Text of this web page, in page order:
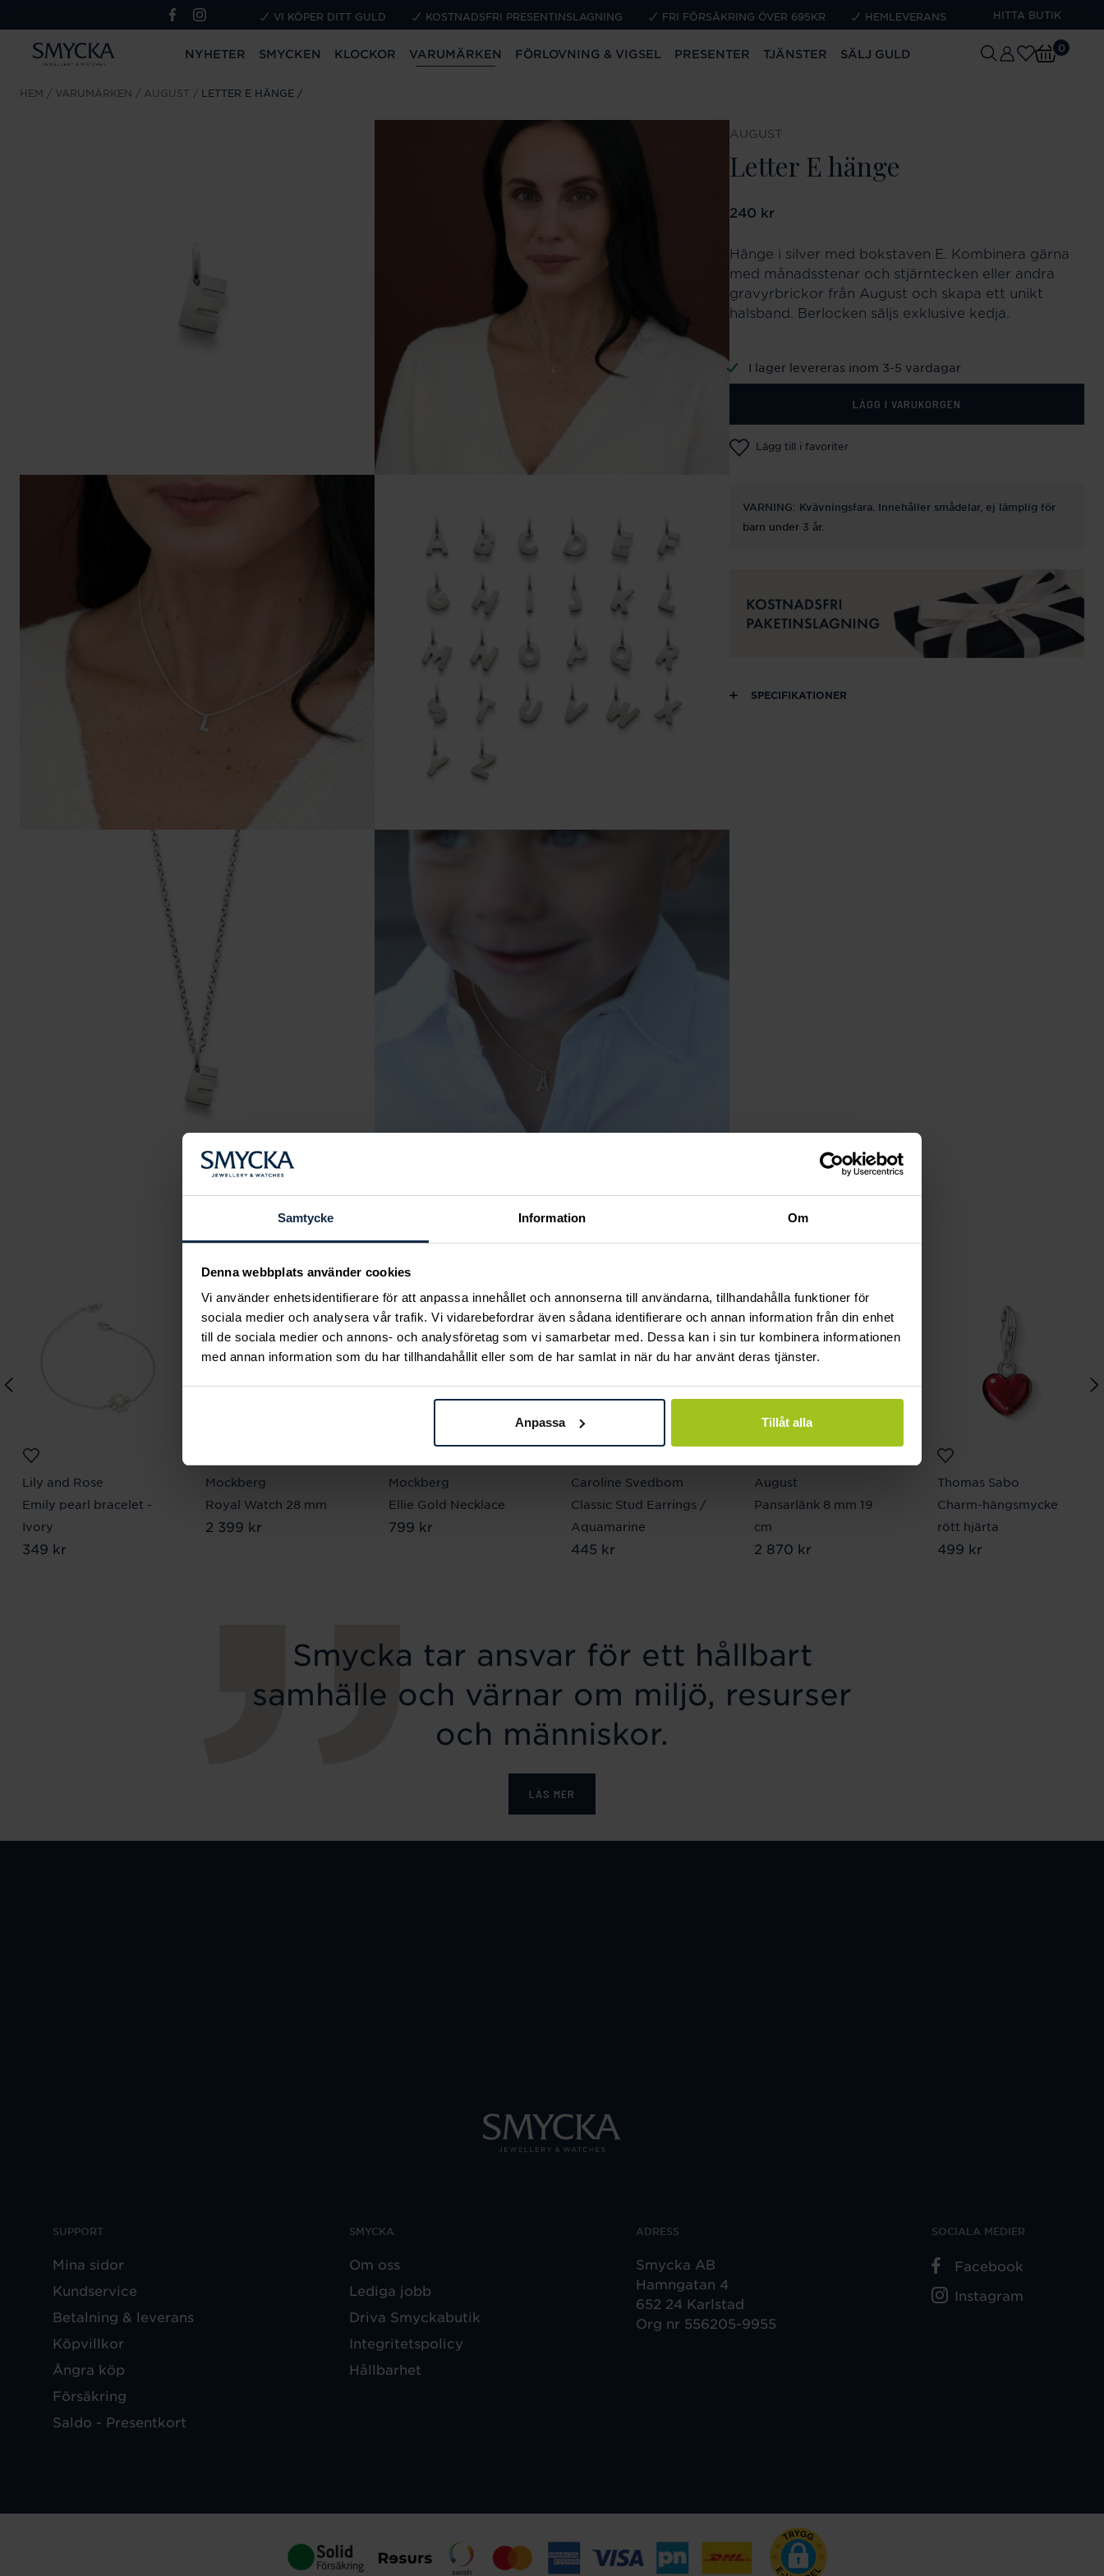
Samtycke Information Om
Denna webbplats använder cookies
Vi använder enhetsidentifierare för att anpassa innehållet och annonserna till användarna, tillhandahålla funktioner för
sociala medier och analysera vår trafik. Vi vidarebefordrar även sådana identifierare och annan information från din enhet
till de sociala medier och annons- och analysföretag som vi samarbetar med. Dessa kan i sin tur kombinera informationen
med annan information som du har tillhandahållit eller som de har samlat in när du har använt deras tjänster.
Anpassa Tillåt alla
VI KÖPER DITT GULD KOSTNADSFRI PRESENTINSLAGNING FRI FÖRSÄKRING ÖVER 695KR HEMLEVERANS HITTA BUTIK
NYHETER SMYCKEN KLOCKOR VARUMÄRKEN FÖRLOVNING & VIGSEL PRESENTER TJÄNSTER SÄLJ GULD 0
HEM VARUMÄRKEN AUGUST LETTER E HÄNGE
AUGUST
Letter E hänge
Pris:240 kr
240 kr
Hänge i silver med bokstaven E. Kombinera gärna
med månadsstenar och stjärntecken eller andra
gravyrbrickor från August och skapa ett unikt
halsband. Berlocken säljs exklusive kedja.
I lager levereras inom 3-5 vardagar
LÄGG I VARUKORGEN
Lägg till i favoriter
VARNING: Kvävningsfara. Innehåller smådelar, ej lämplig för
barn under 3 år.
SPECIFIKATIONER
Andra köpte också
Lily and Rose
Emily pearl bracelet -
Ivory
Pris :349 kr
349 kr
Mockberg
Royal Watch 28 mm
Pris:2 399 kr
2 399 kr
Mockberg
Ellie Gold Necklace
Pris:799 kr
799 kr
Caroline Svedbom
Classic Stud Earrings /
Aquamarine
Pris :445 kr
445 kr
August
Pansarlänk 8 mm 19
cm
Pris:2 870 kr
2 870 kr
Thomas Sabo
Charm-hängsmycke
rött hjärta
Pris:499 kr
499 kr
Smycka tar ansvar för ett hållbart
samhälle och värnar om miljö, resurser
och människor.
LÄS MER
SUPPORT
Mina sidor
Kundservice
Betalning & leverans
Köpvillkor
Ångra köp
Försäkring
Saldo - Presentkort
SMYCKA
Om oss
Lediga jobb
Driva Smyckabutik
Integritetspolicy
Hållbarhet
ADRESS
Smycka AB
Hamngatan 4
652 24 Karlstad
Org nr 556205-9955
SOCIALA MEDIER
Facebook
Instagram